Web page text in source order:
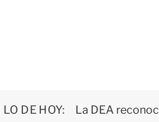
LO DE HOY: La DEA